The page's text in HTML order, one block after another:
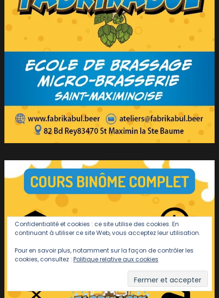
Confidentialité et cookies : ce site utilise des cookies. En
continuant à utiliser ce site Web, vous acceptez leur utilisation.
Pour en savoir plus, notamment sur la façon de contrôler les
cookies, consultez : Politique relative aux cookies